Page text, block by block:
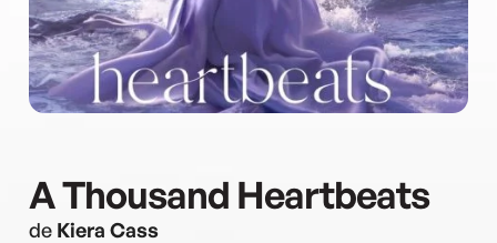
A Thousand Heartbeats
de Kiera Cass